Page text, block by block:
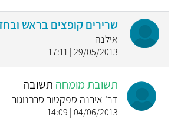
שרירים קופצים בראש
אילנה
29/05/2013 | 17:11
תשובת מומחה תשובה
דר' אירנה ספקטור סרבנוגור
04/06/2013 | 14:09